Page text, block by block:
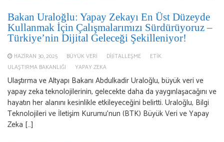
Bakan Uraloğlu: Yapay Zekayı En Üst Düzeyde
Kullanmak İçin Çalışmalarımızı Sürdürüyoruz –
Türkiye’nin Dijital Geleceği Şekilleniyor!
HAZIRAN 30, 2025 BÜYÜK VERI DIJITALLEŞME
ETIK.
ULAŞTIRMA BAKANLIĞI
YAPAY ZEKA
Ulaştırma ve Altyapı Bakanı Abdulkadir Uraloğlu, büyük veri ve
yapay zeka teknolojilerinin, gelecekte daha da yaygınlaşacağını ve
hayatın her alanını kesinlikle etkileyeceğini belirtti. Uraloğlu, Bilgi
Teknolojileri ve İletişim Kurumu’nun (BTK) Büyük Veri ve Yapay
Zeka […]